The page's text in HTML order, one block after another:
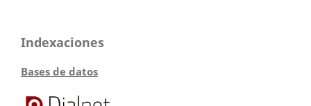
Indexaciones
Bases de datos